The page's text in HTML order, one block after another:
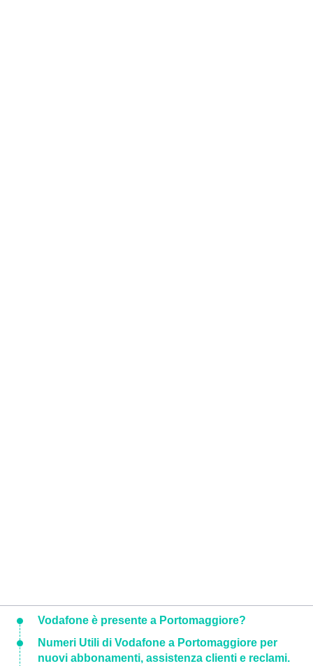
Vodafone è presente a Portomaggiore?
Numeri Utili di Vodafone a Portomaggiore per
nuovi abbonamenti, assistenza clienti e reclami.